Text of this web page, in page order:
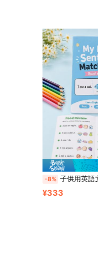
-8% 子供用英語文章マッチングワークブック 初等教育啓蒙認知学習本 文
¥333